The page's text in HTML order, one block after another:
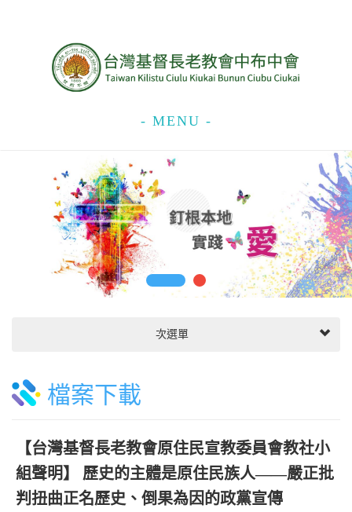
- MENU -
次選單
檔案下載
【台灣基督長老教會原住民宣教委員會教社小
組聲明】 歷史的主體是原住民族人——嚴正批
判扭曲正名歷史、倒果為因的政黨宣傳